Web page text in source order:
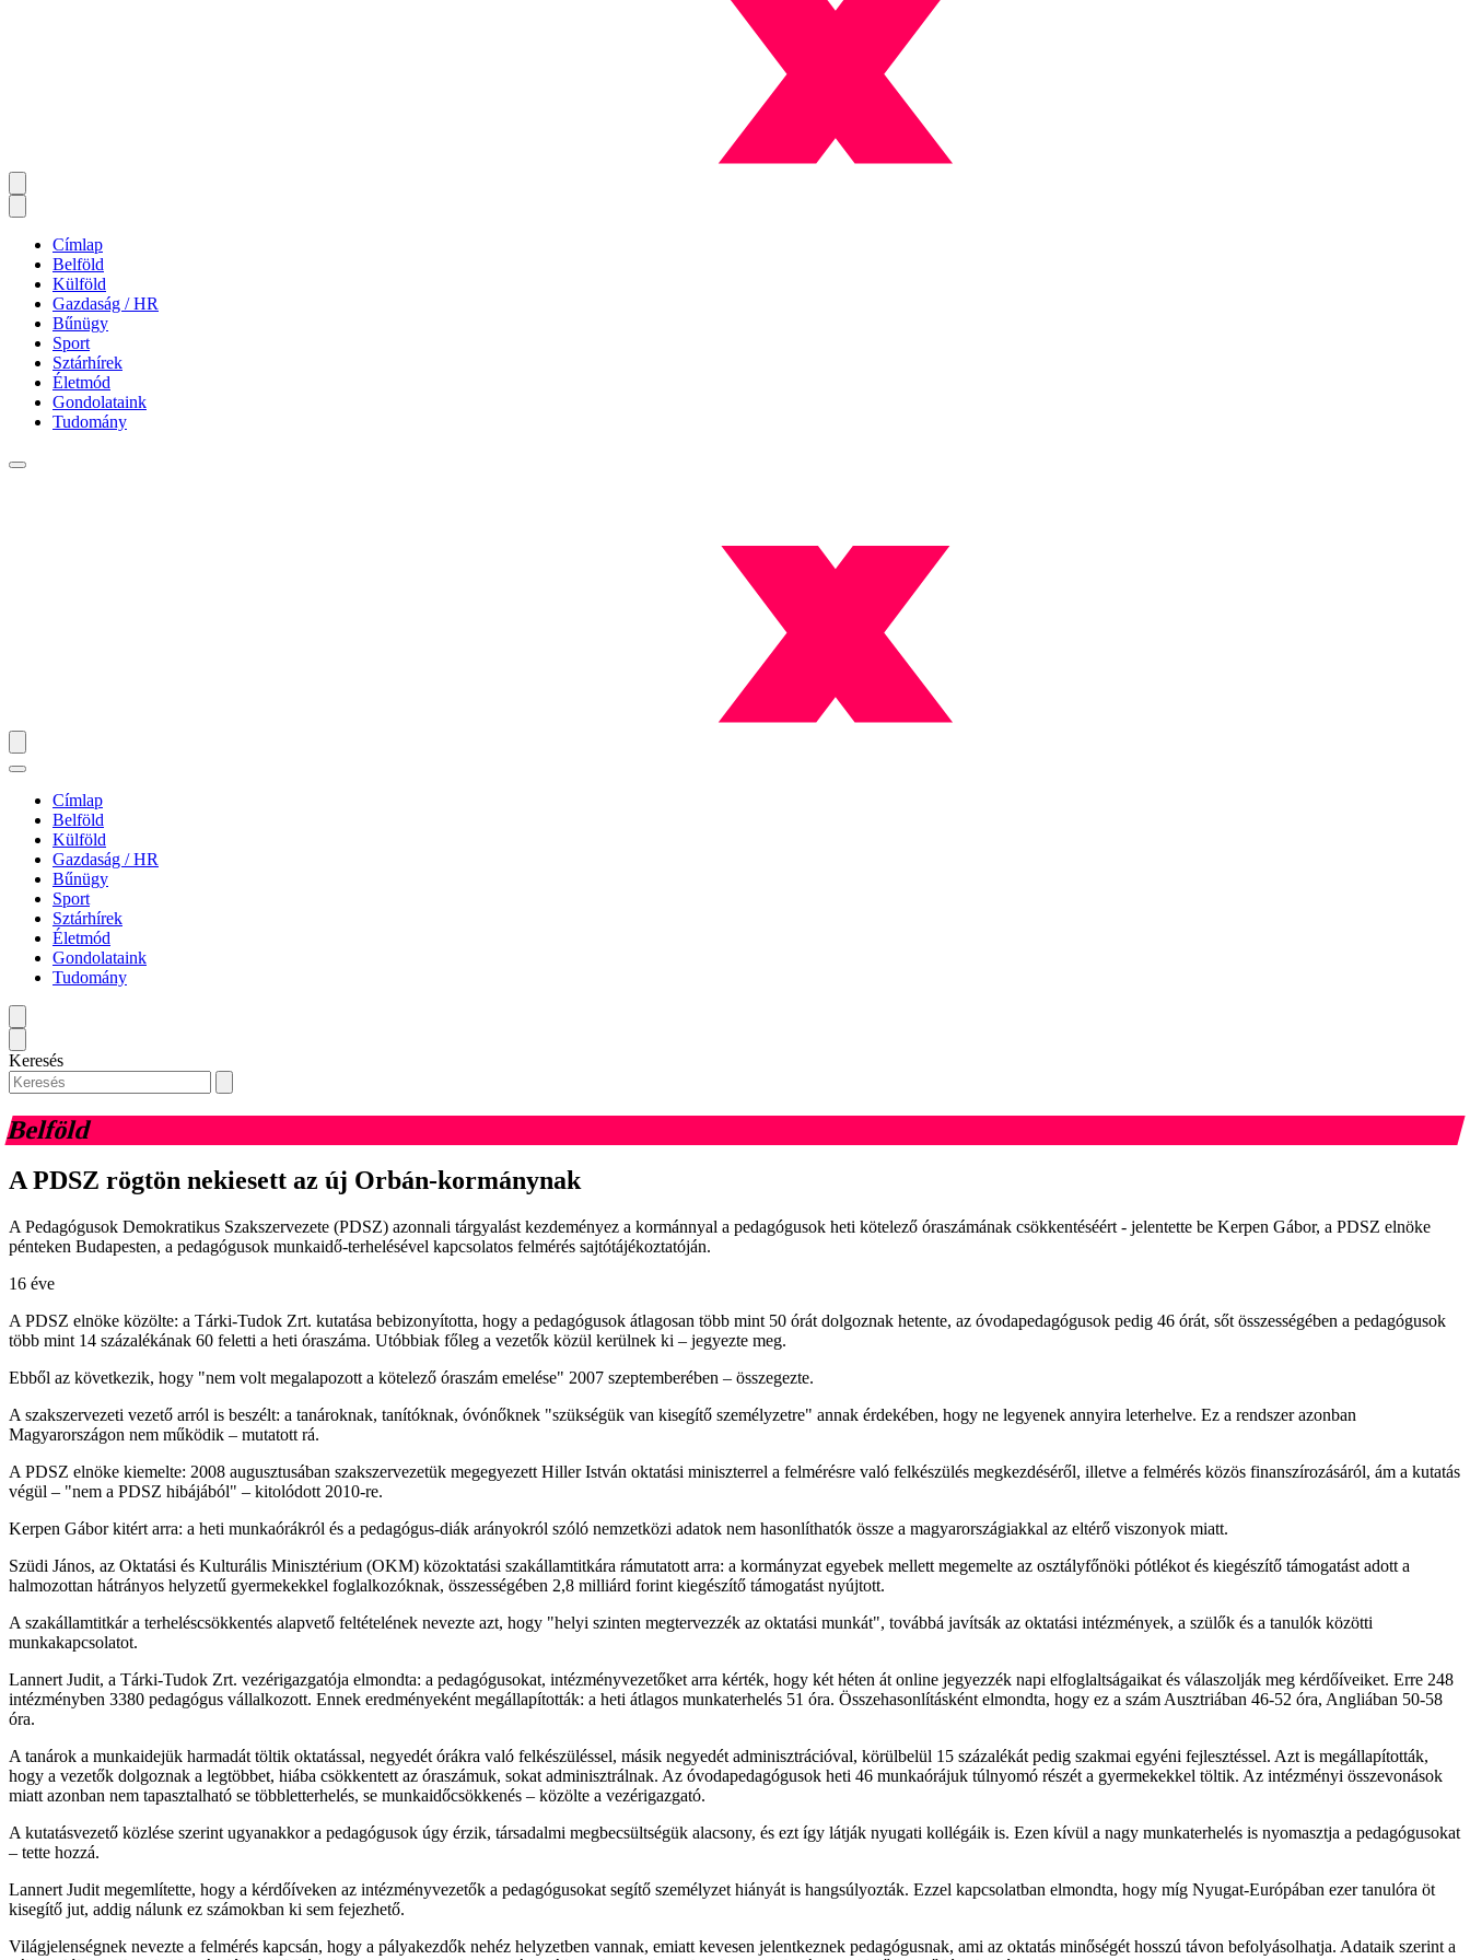
Címlap
Belföld
Külföld
Gazdaság / HR
Bűnügy
Sport
Sztárhírek
Életmód
Gondolataink
Tudomány
Címlap
Belföld
Külföld
Gazdaság / HR
Bűnügy
Sport
Sztárhírek
Életmód
Gondolataink
Tudomány
Keresés
Belföld
A PDSZ rögtön nekiesett az új Orbán-kormánynak
A Pedagógusok Demokratikus Szakszervezete (PDSZ) azonnali tárgyalást kezdeményez a kormánnyal a pedagógusok heti kötelező óraszámának csökkentéséért - jelentette be Kerpen Gábor, a PDSZ elnöke
pénteken Budapesten, a pedagógusok munkaidő-terhelésével kapcsolatos felmérés sajtótájékoztatóján.
16 éve
A PDSZ elnöke közölte: a Tárki-Tudok Zrt. kutatása bebizonyította, hogy a pedagógusok átlagosan több mint 50 órát dolgoznak hetente, az óvodapedagógusok pedig 46 órát, sőt összességében a pedagógusok
több mint 14 százalékának 60 feletti a heti óraszáma. Utóbbiak főleg a vezetők közül kerülnek ki – jegyezte meg.
Ebből az következik, hogy "nem volt megalapozott a kötelező óraszám emelése" 2007 szeptemberében – összegezte.
A szakszervezeti vezető arról is beszélt: a tanároknak, tanítóknak, óvónőknek "szükségük van kisegítő személyzetre" annak érdekében, hogy ne legyenek annyira leterhelve. Ez a rendszer azonban
Magyarországon nem működik – mutatott rá.
A PDSZ elnöke kiemelte: 2008 augusztusában szakszervezetük megegyezett Hiller István oktatási miniszterrel a felmérésre való felkészülés megkezdéséről, illetve a felmérés közös finanszírozásáról, ám a kutatás
végül – "nem a PDSZ hibájából" – kitolódott 2010-re.
Kerpen Gábor kitért arra: a heti munkaórákról és a pedagógus-diák arányokról szóló nemzetközi adatok nem hasonlíthatók össze a magyarországiakkal az eltérő viszonyok miatt.
Szüdi János, az Oktatási és Kulturális Minisztérium (OKM) közoktatási szakállamtitkára rámutatott arra: a kormányzat egyebek mellett megemelte az osztályfőnöki pótlékot és kiegészítő támogatást adott a
halmozottan hátrányos helyzetű gyermekekkel foglalkozóknak, összességében 2,8 milliárd forint kiegészítő támogatást nyújtott.
A szakállamtitkár a terheléscsökkentés alapvető feltételének nevezte azt, hogy "helyi szinten megtervezzék az oktatási munkát", továbbá javítsák az oktatási intézmények, a szülők és a tanulók közötti
munkakapcsolatot.
Lannert Judit, a Tárki-Tudok Zrt. vezérigazgatója elmondta: a pedagógusokat, intézményvezetőket arra kérték, hogy két héten át online jegyezzék napi elfoglaltságaikat és válaszolják meg kérdőíveiket. Erre 248
intézményben 3380 pedagógus vállalkozott. Ennek eredményeként megállapították: a heti átlagos munkaterhelés 51 óra. Összehasonlításként elmondta, hogy ez a szám Ausztriában 46-52 óra, Angliában 50-58
óra.
A tanárok a munkaidejük harmadát töltik oktatással, negyedét órákra való felkészüléssel, másik negyedét adminisztrációval, körülbelül 15 százalékát pedig szakmai egyéni fejlesztéssel. Azt is megállapították,
hogy a vezetők dolgoznak a legtöbbet, hiába csökkentett az óraszámuk, sokat adminisztrálnak. Az óvodapedagógusok heti 46 munkaórájuk túlnyomó részét a gyermekekkel töltik. Az intézményi összevonások
miatt azonban nem tapasztalható se többletterhelés, se munkaidőcsökkenés – közölte a vezérigazgató.
A kutatásvezető közlése szerint ugyanakkor a pedagógusok úgy érzik, társadalmi megbecsültségük alacsony, és ezt így látják nyugati kollégáik is. Ezen kívül a nagy munkaterhelés is nyomasztja a pedagógusokat
– tette hozzá.
Lannert Judit megemlítette, hogy a kérdőíveken az intézményvezetők a pedagógusokat segítő személyzet hiányát is hangsúlyozták. Ezzel kapcsolatban elmondta, hogy míg Nyugat-Európában ezer tanulóra öt
kisegítő jut, addig nálunk ez számokban ki sem fejezhető.
Világjelenségnek nevezte a felmérés kapcsán, hogy a pályakezdők nehéz helyzetben vannak, emiatt kevesen jelentkeznek pedagógusnak, ami az oktatás minőségét hosszú távon befolyásolhatja. Adataik szerint a